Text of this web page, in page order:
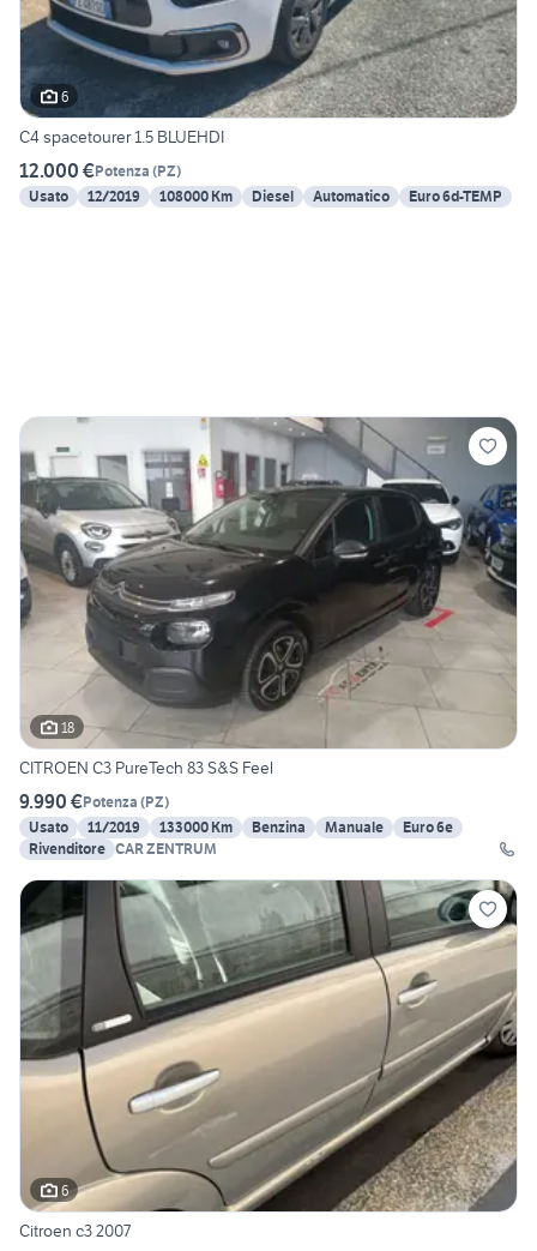
6
C4 spacetourer 1.5 BLUEHDI
12.000 €Potenza (PZ)
Usato
12/2019 108000 Km Diesel Automatico Euro 6d-TEMP
18
CITROEN C3 PureTech 83 S&S Feel
9.990 €Potenza (PZ)
Usato
11/2019 133000 Km Benzina Manuale
Euro 6e
Rivenditore CAR ZENTRUM
6
Citroen c3 2007